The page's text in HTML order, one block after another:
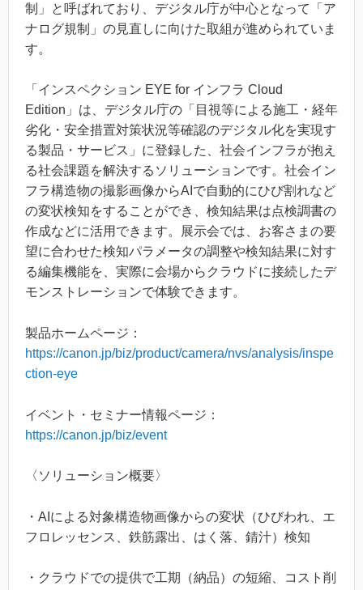
制」と呼ばれており、デジタル庁が中心となって「ア
ナログ規制」の見直しに向けた取組が進められていま
す。
「インスペクション EYE for インフラ Cloud
Edition」は、デジタル庁の「目視等による施工・経年
劣化・安全措置対策状況等確認のデジタル化を実現す
る製品・サービス」に登録した、社会インフラが抱え
る社会課題を解決するソリューションです。社会イン
フラ構造物の撮影画像からAIで自動的にひび割れなど
の変状検知をすることができ、検知結果は点検調書の
作成などに活用できます。展示会では、お客さまの要
望に合わせた検知パラメータの調整や検知結果に対す
る編集機能を、実際に会場からクラウドに接続したデ
モンストレーションで体験できます。
製品ホームページ：
https://canon.jp/biz/product/camera/nvs/analysis/inspe
ction-eye
イベント・セミナー情報ページ：
https://canon.jp/biz/event
〈ソリューション概要〉
・AIによる対象構造物画像からの変状（ひびわれ、エ
フロレッセンス、鉄筋露出、はく落、錆汁）検知
・クラウドでの提供で工期（納品）の短縮、コスト削